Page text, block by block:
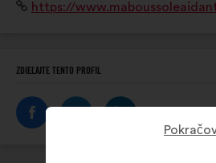
Internetová
https://
ZDIEĽAJTE TENTO PROFIL